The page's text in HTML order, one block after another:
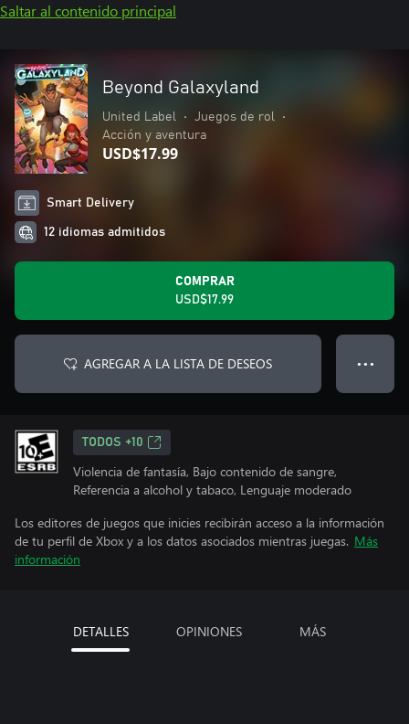
Saltar al contenido principal
Beyond Galaxyland
United Label • Juegos de rol
•
Acción y aventura
USD$17.99
Smart Delivery
12 idiomas admitidos
COMPRAR
USD$17.99
AGREGAR A LA LISTA DE DESEOS ● ● ●
TODOS +10
Violencia de fantasía, Bajo contenido de sangre,
Referencia a alcohol y tabaco, Lenguaje moderado
Los editores de juegos que inicies recibirán acceso a la información
de tu perfil de Xbox y a los datos asociados mientras juegas. Más
información
DETALLES OPINIONES MÁS